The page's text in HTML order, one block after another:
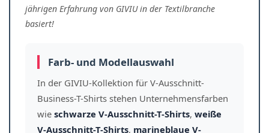
jährigen Erfahrung von GIVIU in der Textilbranche
basiert!
Farb- und Modellauswahl
In der GIVIU-Kollektion für V-Ausschnitt-
Business-T-Shirts stehen Unternehmensfarben
wie schwarze V-Ausschnitt-T-Shirts, weiße
V-Ausschnitt-T-Shirts, marineblaue V-